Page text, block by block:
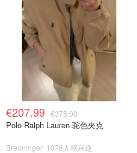
€207.99 €375.00
Polo Ralph Lauren 驼色夹克
Breuninger 1078人感兴趣